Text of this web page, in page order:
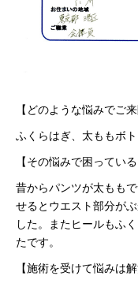
【どのような悩みでご
ふくらはぎ、太ももボ
【その悩みで困ってい
昔からパンツが太もも
せるとウエスト部分が
した。またヒールもふ
たです。
【施術を受けて悩みは